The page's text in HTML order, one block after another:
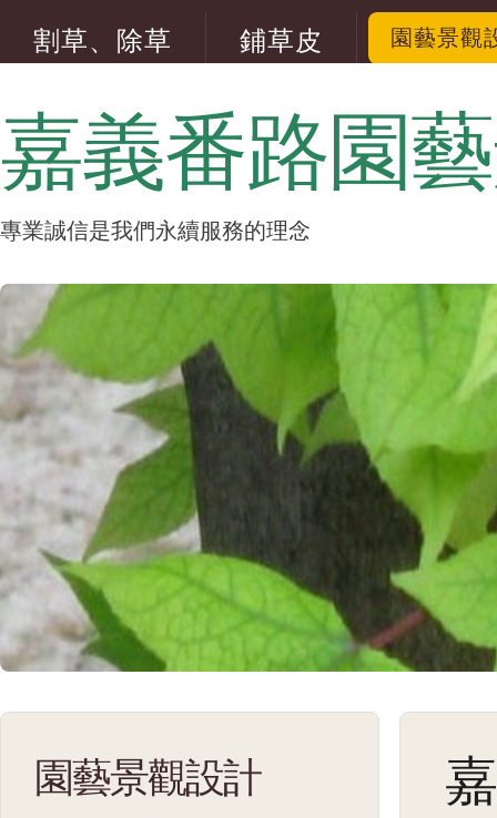
割草、除草 鋪草皮 園藝景觀
嘉義番路園
專業誠信是我們永續服務的理念
園藝景觀設計